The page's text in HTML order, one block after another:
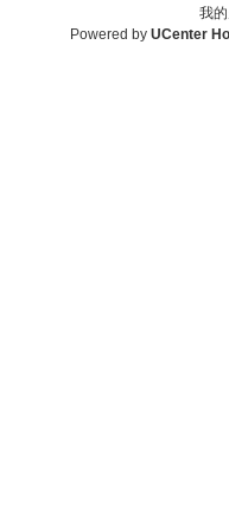
我
Powered by UCenter